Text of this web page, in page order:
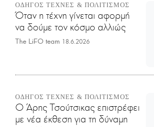
ΟΔΗΓΟΣ ΤΕΧΝΕΣ & ΠΟΛΙΤΙΣΜΟΣ
Όταν η τέχνη γίνεται αφορμή
να δούμε τον κόσμο αλλιώς
The LiFO team 18.6.2026
ΟΔΗΓΟΣ ΤΕΧΝΕΣ & ΠΟΛΙΤΙΣΜΟΣ
Ο Άρης Τσούτσικας επιστρέφει
με νέα έκθεση για τη δύναμη